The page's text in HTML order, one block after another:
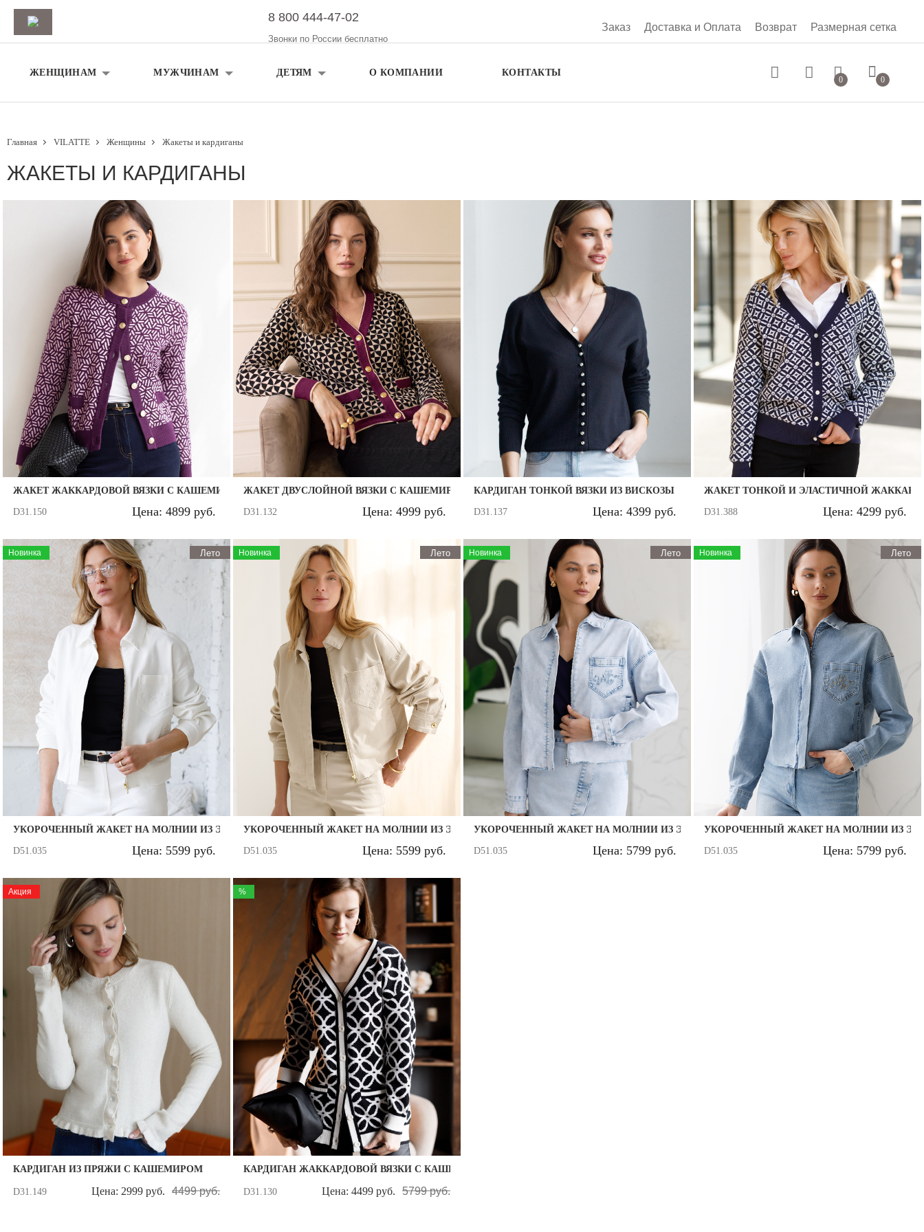
8 800 444-47-02
Звонки по России бесплатно
Заказ Доставка и Оплата Возврат Размерная сетка
ЖЕНЩИНАМ МУЖЧИНАМ ДЕТЯМ О КОМПАНИИ КОНТАКТЫ
Авторизация
Запомнить меня на этом компьютере
Забыли свой пароль?
0 0
0 руб.
Главная VILATTE Женщины Жакеты и кардиганы
ЖАКЕТЫ И КАРДИГАНЫ
ЖАКЕТ ЖАККАРДОВОЙ ВЯЗКИ С КАШЕМИРОМ
D31.150 Цена: 4899 руб.
ЖАКЕТ ДВУСЛОЙНОЙ ВЯЗКИ С КАШЕМИРОМ
D31.132 Цена: 4999 руб.
КАРДИГАН ТОНКОЙ ВЯЗКИ ИЗ ВИСКОЗЫ
D31.137 Цена: 4399 руб.
ЖАКЕТ ТОНКОЙ И ЭЛАСТИЧНОЙ
D31.388 Цена: 4299 руб.
Новинка Лето
УКОРОЧЕННЫЙ ЖАКЕТ НА МОЛНИИ ИЗ ЭЛАСТИЧНОГО ДЕНИМА СРЕДНЕЙ ПЛОТНОСТИ
D51.035 Цена: 5599 руб.
Новинка Лето
УКОРОЧЕННЫЙ ЖАКЕТ НА МОЛНИИ ИЗ ЭЛАСТИЧНОГО ДЕНИМА СРЕДНЕЙ ПЛОТНОСТИ
D51.035 Цена: 5599 руб.
Новинка Лето
УКОРОЧЕННЫЙ ЖАКЕТ НА МОЛНИИ ИЗ ЭЛАСТИЧНОГО ПЛОТНОГО ДЕНИМА
D51.035 Цена: 5799 руб.
Новинка Лето
УКОРОЧЕННЫЙ ЖАКЕТ НА МОЛНИИ ИЗ
D51.035 Цена: 5799 руб.
Акция
КАРДИГАН ИЗ ПРЯЖИ С КАШЕМИРОМ
D31.149 Цена: 2999 руб. 4499 руб.
%
КАРДИГАН ЖАККАРДОВОЙ ВЯЗКИ С КАШЕМИРОМ
D31.130 Цена: 4499 руб. 5799 руб.